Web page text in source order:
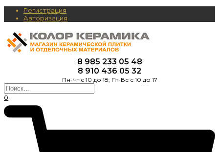
Регистрация
Авторизация
8 985 233 05 48
8 910 436 05 32
Пн-Чт с 10 до 18; Пт-Вс с 10 до 17
0